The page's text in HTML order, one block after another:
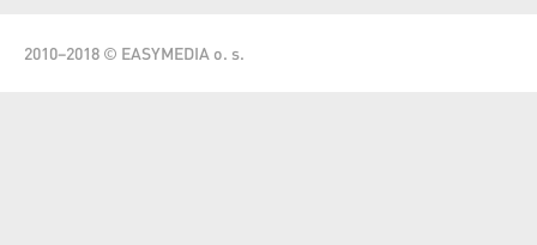
2010–2018 © EASYMEDIA o. s.